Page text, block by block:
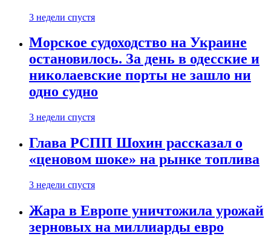
3 недели спустя
Морское судоходство на Украине
остановилось. За день в одесские и
николаевские порты не зашло ни
одно судно
3 недели спустя
Глава РСПП Шохин рассказал о
«ценовом шоке» на рынке топлива
3 недели спустя
Жара в Европе уничтожила урожай
зерновых на миллиарды евро